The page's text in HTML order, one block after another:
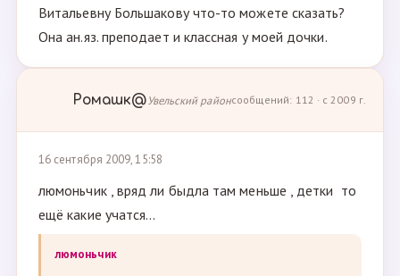
Витальевну Большакову что-то можете сказать?
Она ан.яз. преподает и классная у моей дочки.
Ромашк@Увельский районсообщений: 112 · с 2009 г.
16 сентября 2009, 15:58
люмоньчик , вряд ли быдла там меньше , детки то
ещё какие учатся...
люмоньчик